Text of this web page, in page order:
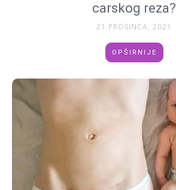
carskog reza?
21 PROSINCA, 2021
OPŠIRNIJE